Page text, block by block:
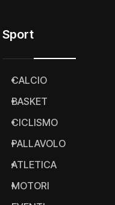
Sport
CALCIO
BASKET
CICLISMO
PALLAVOLO
ATLETICA
MOTORI